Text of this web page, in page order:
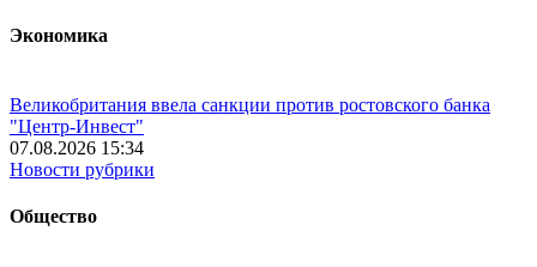
Экономика
Великобритания ввела санкции против ростовского банка
"Центр-Инвест"
07.08.2026 15:34
Новости рубрики
Общество